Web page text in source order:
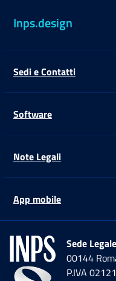
Inps.design
Sedi e Contatti
Software
Note Legali
App mobile
Sede Legale
00144
P.IVA